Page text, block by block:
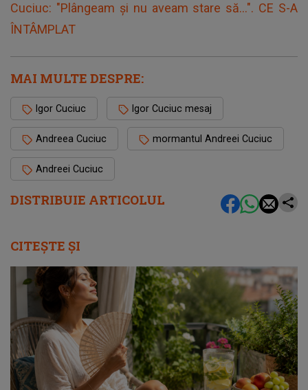
DISTRIBUIE ARTICOLUL
Cuciuc: "Plângeam și nu aveam stare să...". CE S-A
ÎNTÂMPLAT
MAI MULTE DESPRE:
Igor Cuciuc Igor Cuciuc mesaj
Andreea Cuciuc mormantul Andreei Cuciuc
Andreei Cuciuc
CITEȘTE ȘI